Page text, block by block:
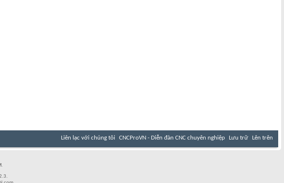
Liên lạc với chúng tôi CNCProVN - Diễn đàn CNC chuyên nghiệp Lưu trữ Lên trên
.